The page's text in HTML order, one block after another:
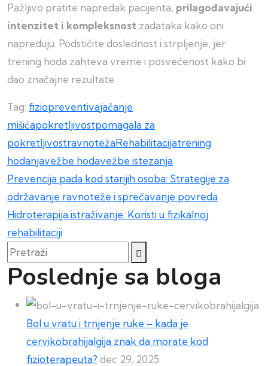
Pažljivo pratite napredak pacijenta, prilagođavajući
intenzitet i kompleksnost zadataka kako oni
napreduju. Podstičite doslednost i strpljenje, jer
trening hoda zahteva vreme i posvećenost kako bi
dao značajne rezultate.
Tag: fiziopreventivajačanje
mišićapokretljivostpomagala za
pokretljivostravnotežaRehabilitacijatrening
hodanjavežbe hodavežbe istezanja
Kretanje
članka
Prevencija pada kod starijih osoba: Strategije za
održavanje ravnoteže i sprečavanje povreda
Hidroterapija istraživanje: Koristi u fizikalnoj
rehabilitaciji
Pretraži
Poslednje sa bloga
Bol u vratu i trnjenje ruke – kada je
cervikobrahijalgija znak da morate kod
fizioterapeuta? dec 29, 2025